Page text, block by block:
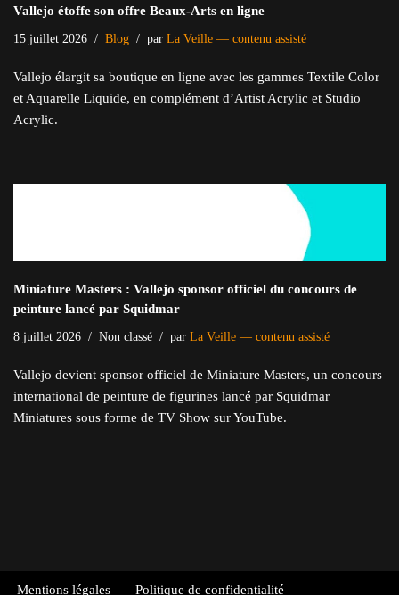
Vallejo étoffe son offre Beaux-Arts en ligne
15 juillet 2026 Blog par La Veille — contenu assisté
Vallejo élargit sa boutique en ligne avec les gammes Textile Color
et Aquarelle Liquide, en complément d’Artist Acrylic et Studio
Acrylic.
Miniature Masters : Vallejo sponsor officiel du concours de
peinture lancé par Squidmar
8 juillet 2026 Non classé par La Veille — contenu assisté
Vallejo devient sponsor officiel de Miniature Masters, un concours
international de peinture de figurines lancé par Squidmar
Miniatures sous forme de TV Show sur YouTube.
Mentions légales Politique de confidentialité